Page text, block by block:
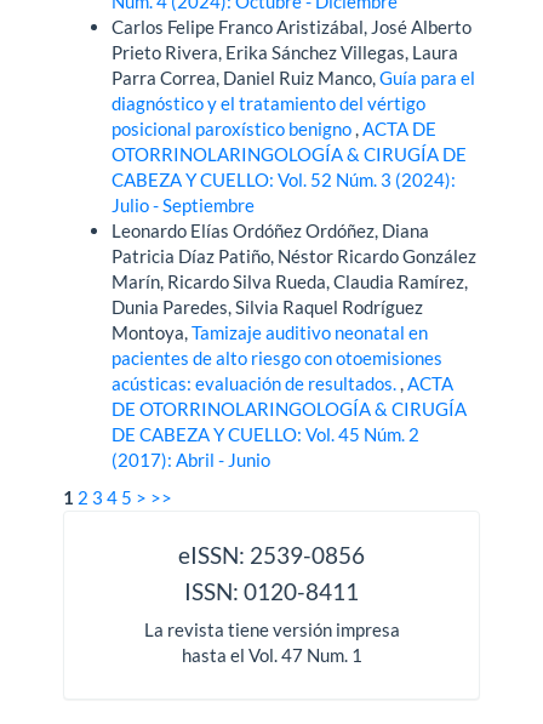
Carlos Felipe Franco Aristizábal, José Alberto
Prieto Rivera, Erika Sánchez Villegas, Laura
Parra Correa, Daniel Ruiz Manco,Guía para el
diagnóstico y el tratamiento del vértigo
posicional paroxístico benigno ACTA DE
OTORRINOLARINGOLOGÍA & CIRUGÍA DE
CABEZA Y CUELLO: Vol. 52 Núm. 3 (2024):
Julio - Septiembre
Leonardo Elías Ordóñez Ordóñez, Diana
Patricia Díaz Patiño, Néstor Ricardo González
Marín, Ricardo Silva Rueda, Claudia Ramírez,
Dunia Paredes, Silvia Raquel Rodríguez
Montoya,Tamizaje auditivo neonatal en
pacientes de alto riesgo con otoemisiones
acústicas: evaluación de resultados.
ACTA
DE OTORRINOLARINGOLOGÍA & CIRUGÍA
DE CABEZA Y CUELLO: Vol. 45 Núm. 2
(2017): Abril - Junio
1 2 3 4 5 > >>
eISSN: 2539-0856
ISSN: 0120-8411
La revista tiene versión impresa
hasta el Vol. 47 Num. 1